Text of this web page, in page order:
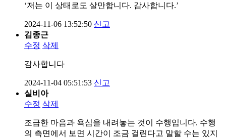
‘저는 이 상태로도 살만합니다. 감사합니다.’
2024-11-06 13:52:50 신고
김종근
수정 삭제
감사합니다
2024-11-04 05:51:53 신고
실비아
수정 삭제
조급한 마음과 욕심을 내려놓는 것이 수행입니다. 수행
의 측면에서 보면 시간이 조금 걸린다고 말할 수는 있지